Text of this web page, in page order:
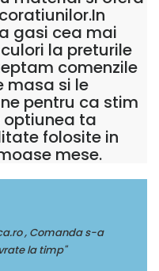
gasi cea mai
la preturile
comenzile
masa si le
pentru ca stim
ta
folosite in
mese.
profesionalism"